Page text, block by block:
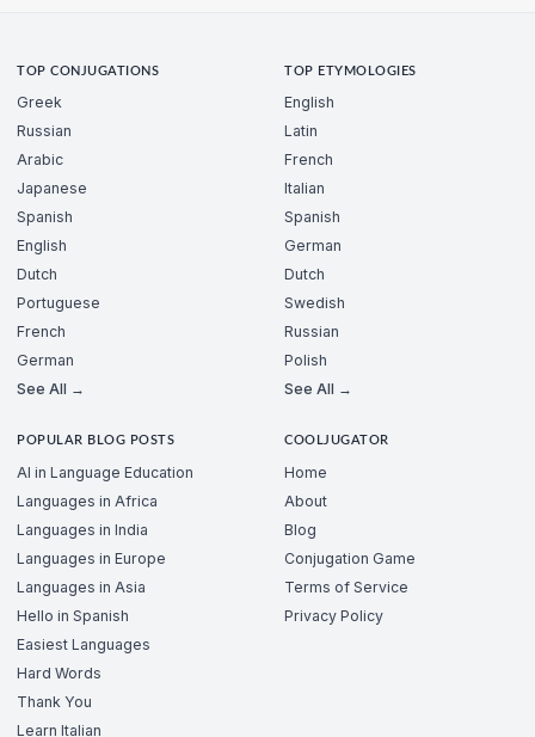
TOP CONJUGATIONS
Greek
Russian
Arabic
Japanese
Spanish
English
Dutch
Portuguese
French
German
See All →
TOP ETYMOLOGIES
English
Latin
French
Italian
Spanish
German
Dutch
Swedish
Russian
Polish
See All →
POPULAR BLOG POSTS
AI in Language Education
Languages in Africa
Languages in India
Languages in Europe
Languages in Asia
Hello in Spanish
Easiest Languages
Hard Words
Thank You
Learn Italian
COOLJUGATOR
Home
About
Blog
Conjugation Game
Terms of Service
Privacy Policy